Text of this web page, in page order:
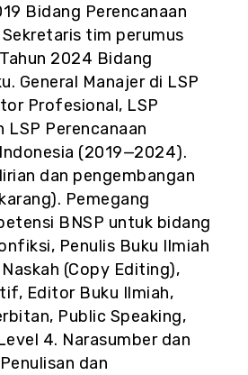
Bidang Perencanaan
tim perumus
2024 Bidang
General Manajer di LSP
Profesional, LSP
LSP Perencanaan
(2019—2024).
dan pengembangan
Pemegang
BNSP untuk bidang
Penulis Buku Ilmiah
(Copy Editing),
Editor Buku Ilmiah,
Public Speaking,
4. Narasumber dan
dan